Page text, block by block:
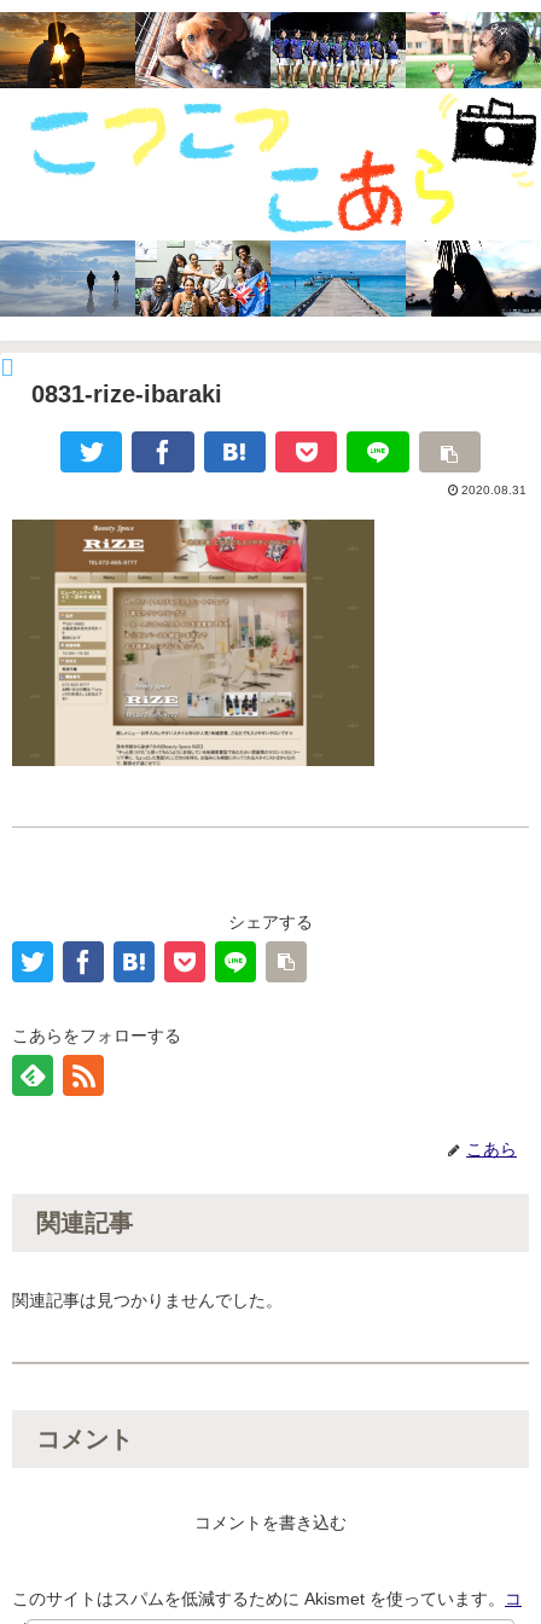
0831-rize-ibaraki
2020.08.31
シェアする
こあらをフォローする
こあら
関連記事
関連記事は見つかりませんでした。
コメント
コメントを書き込む
このサイトはスパムを低減するために Akismet を使っています。
コ